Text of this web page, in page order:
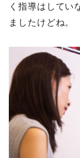
く指導はしてい
ましたけどね。